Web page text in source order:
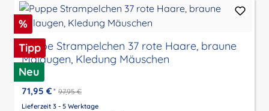
Rabatt
%
Tipp
Neu
Puppe Strampelchen 37 rote Haare, braune
Malaugen, Kledung Mäuschen
71,95 € * 97,95 €
Lieferzeit 3 - 5 Werktage